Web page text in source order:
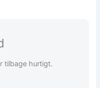
tilbage hurtigt.